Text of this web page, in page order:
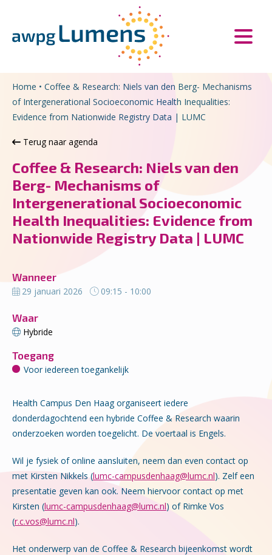
Home • Coffee & Research: Niels van den Berg- Mechanisms
of Intergenerational Socioeconomic Health Inequalities:
Evidence from Nationwide Registry Data | LUMC
Terug naar agenda
Coffee & Research: Niels van den
Berg- Mechanisms of
Intergenerational Socioeconomic
Health Inequalities: Evidence from
Nationwide Registry Data | LUMC
Wanneer
29 januari 2026 09:15 - 10:00
Waar
Hybride
Toegang
Voor iedereen toegankelijk
Health Campus Den Haag organiseert iedere
donderdagochtend een hybride Coffee & Research waarin
onderzoeken worden toegelicht. De voertaal is Engels.
Wil je fysiek of online aansluiten, neem dan even contact op
met Kirsten Nikkels (lumc-campusdenhaag@lumc.nl). Zelf een
presentatie geven kan ook. Neem hiervoor contact op met
Kirsten (lumc-campusdenhaag@lumc.nl) of Rimke Vos
(r.c.vos@lumc.nl).
Het onderwerp van de Coffee & Research bijeenkomst wordt